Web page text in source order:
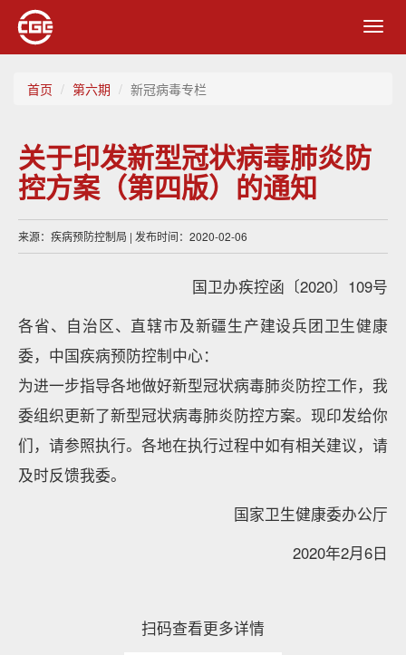
首页 第六期 新冠病毒专栏
关于印发新型冠状病毒肺炎防
控方案（第四版）的通知
来源：疾病预防控制局 | 发布时间：2020-02-06
国卫办疾控函〔2020〕109号
各省、自治区、直辖市及新疆生产建设兵团卫生健康
委，中国疾病预防控制中心：
为进一步指导各地做好新型冠状病毒肺炎防控工作，我
委组织更新了新型冠状病毒肺炎防控方案。现印发给你
们，请参照执行。各地在执行过程中如有相关建议，请
及时反馈我委。
国家卫生健康委办公厅
2020年2月6日
扫码查看更多详情